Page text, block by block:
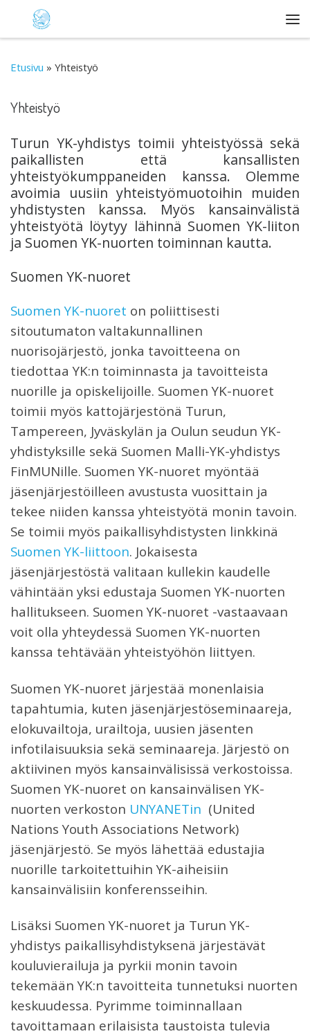
Skip to content
Etusivu » Yhteistyö
Yhteistyö
Turun YK-yhdistys toimii yhteistyössä sekä
paikallisten että kansallisten
yhteistyökumppaneiden kanssa. Olemme
avoimia uusiin yhteistyömuotoihin muiden
yhdistysten kanssa. Myös kansainvälistä
yhteistyötä löytyy lähinnä Suomen YK-liiton
ja Suomen YK-nuorten toiminnan kautta.
Suomen YK-nuoret
Suomen YK-nuoret on poliittisesti
sitoutumaton valtakunnallinen
nuorisojärjestö, jonka tavoitteena on
tiedottaa YK:n toiminnasta ja tavoitteista
nuorille ja opiskelijoille. Suomen YK-nuoret
toimii myös kattojärjestönä Turun,
Tampereen, Jyväskylän ja Oulun seudun YK-
yhdistyksille sekä Suomen Malli-YK-yhdistys
FinMUNille. Suomen YK-nuoret myöntää
jäsenjärjestöilleen avustusta vuosittain ja
tekee niiden kanssa yhteistyötä monin tavoin.
Se toimii myös paikallisyhdistysten linkkinä
Suomen YK-liittoon. Jokaisesta
jäsenjärjestöstä valitaan kullekin kaudelle
vähintään yksi edustaja Suomen YK-nuorten
hallitukseen. Suomen YK-nuoret -vastaavaan
voit olla yhteydessä Suomen YK-nuorten
kanssa tehtävään yhteistyöhön liittyen.
Suomen YK-nuoret järjestää monenlaisia
tapahtumia, kuten jäsenjärjestöseminaareja,
elokuvailtoja, urailtoja, uusien jäsenten
infotilaisuuksia sekä seminaareja. Järjestö on
aktiivinen myös kansainvälisissä verkostoissa.
Suomen YK-nuoret on kansainvälisen YK-
nuorten verkoston UNYANETin (United
Nations Youth Associations Network)
jäsenjärjestö. Se myös lähettää edustajia
nuorille tarkoitettuihin YK-aiheisiin
kansainvälisiin konferensseihin.
Lisäksi Suomen YK-nuoret ja Turun YK-
yhdistys paikallisyhdistyksenä järjestävät
kouluvierailuja ja pyrkii monin tavoin
tekemään YK:n tavoitteita tunnetuksi nuorten
keskuudessa. Pyrimme toiminnallaan
tavoittamaan erilaisista taustoista tulevia